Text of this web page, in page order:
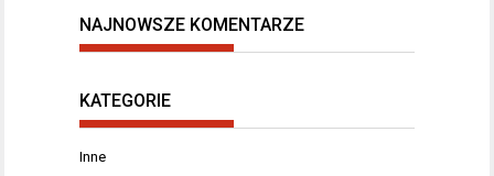
NAJNOWSZE KOMENTARZE
KATEGORIE
Inne